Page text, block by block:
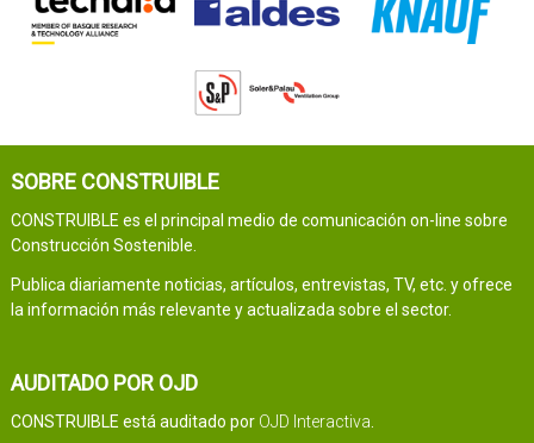
SOBRE CONSTRUIBLE
CONSTRUIBLE es el principal medio de comunicación on-line sobre
Construcción Sostenible.
Publica diariamente noticias, artículos, entrevistas, TV, etc. y ofrece
la información más relevante y actualizada sobre el sector.
AUDITADO POR OJD
CONSTRUIBLE está auditado por OJD Interactiva